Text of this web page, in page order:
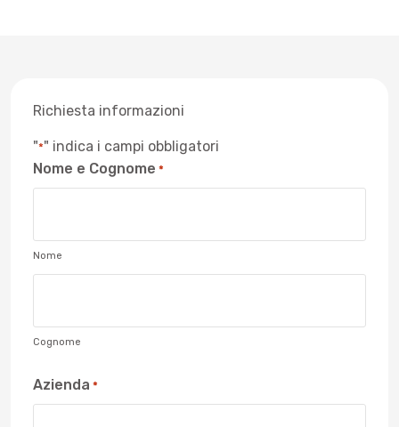
Richiesta informazioni
"*" indica i campi obbligatori
Nome e Cognome *
Nome
Cognome
Azienda *